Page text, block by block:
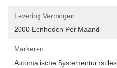
Levering Vermogen:
2000 Eenheden Per Maand
Markeren:
Automatische Systementurnstiles